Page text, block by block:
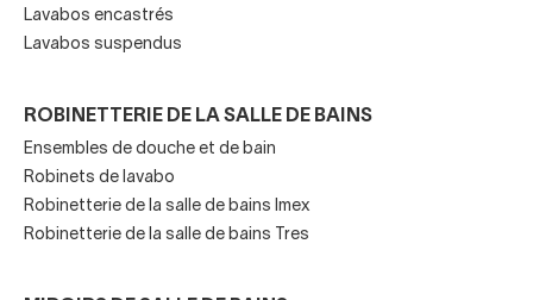
dans les salles de bains pour enfants, ou pour le noir mat et
le blanc mat, très en vogue dans les salles de bains
de bains vintage modernisées, où abondent les robinets
dorés ou en or rose. Vous avez de nombreuses options à
votre disposition ! Par où commençons-nous ?
Lavabos encastrés
Lavabos suspendus
ROBINETTERIE DE LA SALLE DE BAINS
Ensembles de douche et de bain
Robinets de lavabo
Robinetterie de la salle de bains Imex
Robinetterie de la salle de bains Tres